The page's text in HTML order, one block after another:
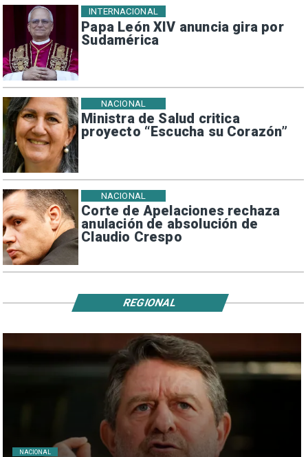
Papa León XIV anuncia gira por
Sudamérica
INTERNACIONAL
Ministra de Salud critica
proyecto “Escucha su Corazón”
NACIONAL
Corte de Apelaciones rechaza
anulación de absolución de
Claudio Crespo
NACIONAL
NACIONAL
REGIONAL